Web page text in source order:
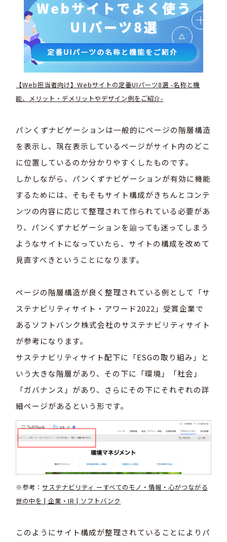
【Web担当者向け】Webサイトの定番UIパーツ8選 -名称と機
能、メリット・デメリットやデザイン例をご紹介-
パンくずナビゲーションは一般的にページの階層構造
を表示し、現在表示しているページがサイト内のどこ
に位置しているのか分かりやすくしたものです。
しかしながら、パンくずナビゲーションが有効に機能
するためには、そもそもサイト構成がきちんとコンテ
ンツの内容に応じて整理されて作られている必要があ
り、パンくずナビゲーションを辿っても迷ってしまう
ようなサイトになっていたら、サイトの構成を改めて
見直すべきということになります。
ページの階層構造が良く整理されている例として「サ
ステナビリティサイト・アワード2022」受賞企業で
あるソフトバンク株式会社のサステナビリティサイト
が参考になります。
サステナビリティサイト配下に「ESGの取り組み」と
いう大きな階層があり、その下に「環境」「社会」
「ガバナンス」があり、さらにその下にそれぞれの詳
細ページがあるという形です。
※参考：サステナビリティ ーすべてのモノ・情報・心がつながる
世の中を | 企業・IR | ソフトバンク
このようにサイト構成が整理されていることによりパ